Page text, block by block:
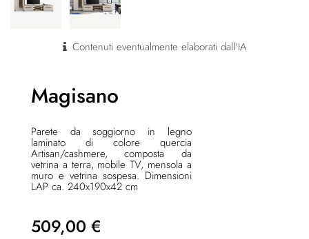
Contenuti eventualmente elaborati dall'IA
Magisano
Parete da soggiorno in legno
laminato di colore quercia
Artisan/cashmere, composta da
vetrina a terra, mobile TV, mensola a
muro e vetrina sospesa. Dimensioni
LAP ca. 240x190x42 cm
509,00 €